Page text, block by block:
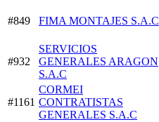
#849 FIMA MONTAJES S.A.C
#932
SERVICIOS
GENERALES ARAGON
S.A.C
#1161
CORMEI
CONTRATISTAS
GENERALES S.A.C